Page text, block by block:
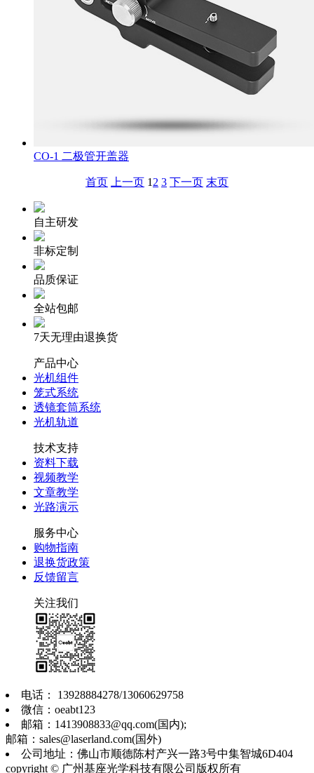
CO-1 二极管开盖器
首页 上一页 1 2 3 下一页 末页
自主研发
非标定制
品质保证
全站包邮
7天无理由退换货
产品中心
光机组件
笼式系统
透镜套筒系统
光机轨道
技术支持
资料下载
视频教学
文章教学
光路演示
服务中心
购物指南
退换货政策
反馈留言
关注我们
电话： 13928884278/13060629758
微信：oeabt123
邮箱：1413908833@qq.com(国内);
邮箱：sales@laserland.com(国外)
公司地址：佛山市顺德陈村产兴一路3号中集智城6D404
copyright © 广州基座光学科技有限公司版权所有